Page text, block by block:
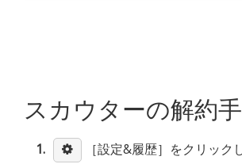
スカウターの解約
1
［設定&履歴］をクリック